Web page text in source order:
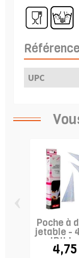
UPC
Poche à
jetable -
IBILI